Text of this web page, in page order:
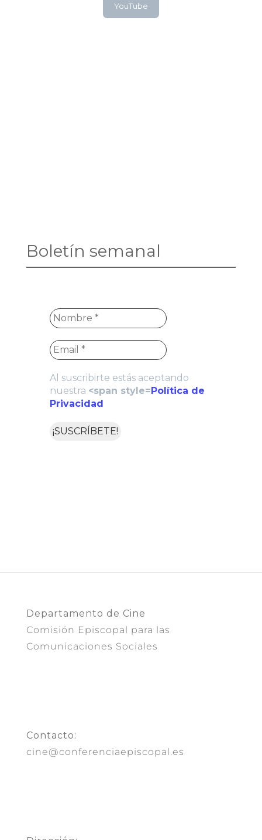
YouTube
Boletín semanal
Al suscribirte estás aceptando
nuestra <span style=Política de
Privacidad
Departamento de Cine
Comisión Episcopal para las
Comunicaciones Sociales
Contacto:
cine@conferenciaepiscopal.es